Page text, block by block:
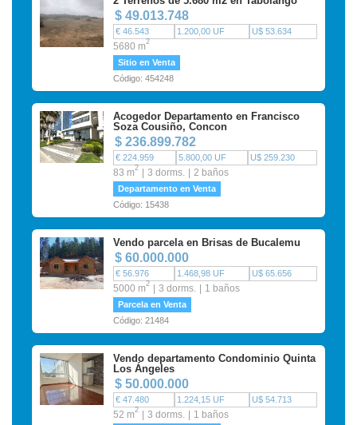
$ 49.013.748
€ 46.543 1.200,00 UF U$ 53.634
5680 m2
Sitio en Venta
Código: 454248
Acogedor Departamento en Francisco
Soza Cousiño, Concon
$ 236.899.782
€ 224.959 5.800,00 UF U$ 259.230
83 m2 3 dorms. 2 baños
Departamento en Venta
Código: 15438
Vendo parcela en Brisas de Bucalemu
$ 60.000.000
€ 56.976 1.468,98 UF U$ 65.656
5000 m2 3 dorms. 1 baños
Parcela en Venta
Código: 21484
Vendo departamento Condominio Quinta
Los Ángeles
$ 50.000.000
€ 47.480 1.224,15 UF U$ 54.713
52 m2 3 dorms. 1 baños